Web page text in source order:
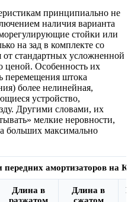
принципиально не
наличия варианта
стойки или
на зад в комплекте со
стандартных усложненной
ценой. Особенность их
перемещения штока
более нелинейная,
устройство,
Другими словами, их
мелкие неровности,
больших максимально
передних амортизаторов на
Длина в
разжатом
Длина в
сжатом